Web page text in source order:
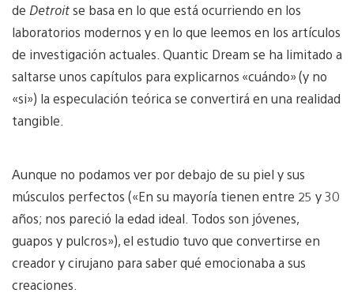
de Detroitse basa en lo que está ocurriendo en los
laboratorios modernos y en lo que leemos en los artículos
de investigación actuales. Quantic Dream se ha limitado a
saltarse unos capítulos para explicarnos «cuándo» (y no
«si») la especulación teórica se convertirá en una realidad
tangible.
Aunque no podamos ver por debajo de su piel y sus
músculos perfectos («En su mayoría tienen entre 25 y 30
años; nos pareció la edad ideal. Todos son jóvenes,
guapos y pulcros»), el estudio tuvo que convertirse en
creador y cirujano para saber qué emocionaba a sus
creaciones.